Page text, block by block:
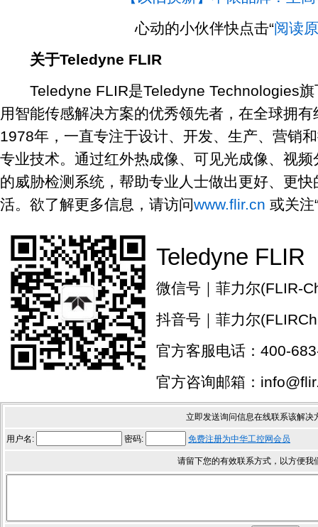
心动的小伙伴快点击“阅读
关于Teledyne FLIR
Teledyne FLIR是Teledyne Technologies旗
用智能传感解决方案的优秀领先者，在全球拥
1978年，一直专注于设计、开发、生产、营销
专业技术。通过红外热成像、可见光成像、视
的威胁检测系统，帮助专业人士做出更好、更
活。欲了解更多信息，请访问www.flir.cn 或关注
Teledyne FLIR
微信号｜菲力尔(FLIR-
抖音号｜菲力尔
官方客服电话：400-
官方咨询邮箱：
立即发送询问信息在线联系该解决
用户名: 密码: 免费注册为中华工控网会员
请留下您的有效联系方式，以方便我